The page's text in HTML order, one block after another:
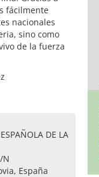
fácilmente
nacionales
sino como
de la fuerza
DE LA
N
España